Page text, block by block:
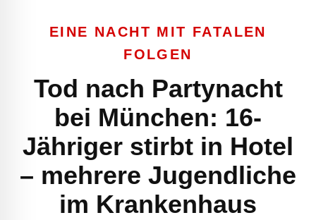
EINE NACHT MIT FATALEN
FOLGEN
Tod nach Partynacht
bei München: 16-
Jähriger stirbt in Hotel
– mehrere Jugendliche
im Krankenhaus